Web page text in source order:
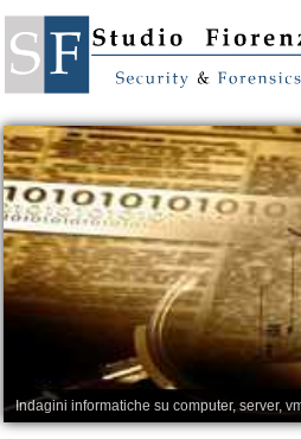
Indagini informatiche su computer, server,